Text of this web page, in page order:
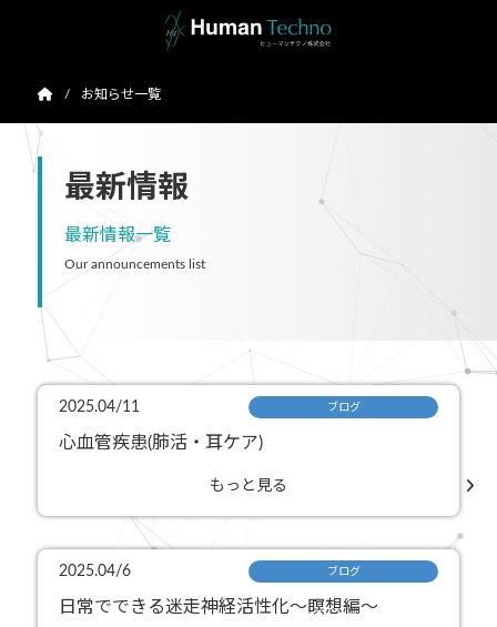
お知らせ一覧
最新情報
最新情報一覧
Our announcements list
2025.04/11 ブログ
心血管疾患(肺活・耳ケア)
もっと見る
2025.04/6 ブログ
日常でできる迷走神経活性化〜瞑想編〜